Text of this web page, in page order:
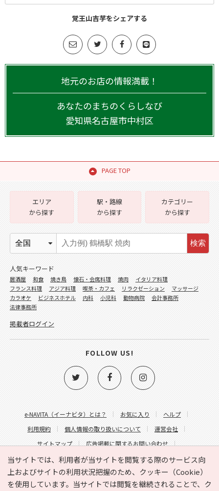
覚王山吉芋をシェアする
地元のお店の情報満載！
あなたのまちのくらしなび
愛知県名古屋市中村区
PAGE TOP
当サイトでは、利用者が当サイトを閲覧する際のサービス向
上およびサイトの利用状況把握のため、クッキー（Cookie）
を使用しています。当サイトでは閲覧を継続されることで、ク
e-NAVITA（イーナビタ）とは？ お気に入り
ヘルプ
利用規約
個人情報の取り扱いについて
運営会社
サイトマップ
広告掲載に関するお問い合わせ
サイトの内容に関するお問い合わせ
エリア
から探す
駅・路線
から探す
カテゴリー
から探す
検索
人気キーワード
居酒屋 和食 焼き鳥 懐石・会席料理 焼肉
イタリア料理
フランス料理
アジア料理 喫茶・カフェ リラクゼーション
マッサージ
カラオケ
ビジネスホテル 内科 小児科 動物病院
会計事務所
法律事務所
掲載者ログイン
FOLLOW US!